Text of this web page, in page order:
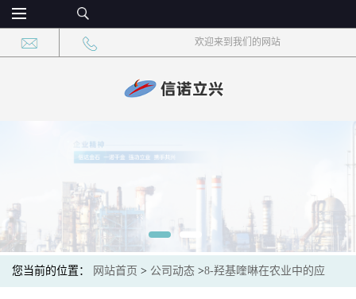
欢迎来到我们的网站
您当前的位置： 网站首页 > 公司动态 >8-羟基喹啉在农业中的应